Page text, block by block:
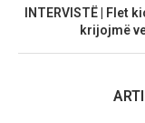
INTERVISTË | Flet
krijojmë